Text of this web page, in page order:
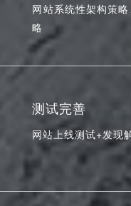
网站系统性架构策
略
测试完善
网站上线测试+发现